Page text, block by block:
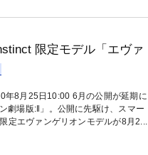
限定モデル「エヴァ
年8月25日10:00 6月の公開が延期に
劇場版:‖」。公開に先駆け、スマー
定エヴァンゲリオンモデルが8月2...